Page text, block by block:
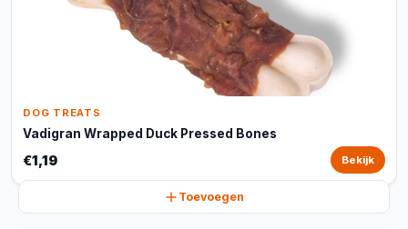
DOG TREATS
Vadigran Wrapped Duck Pressed Bones
€1,19 Bekijk
Toevoegen